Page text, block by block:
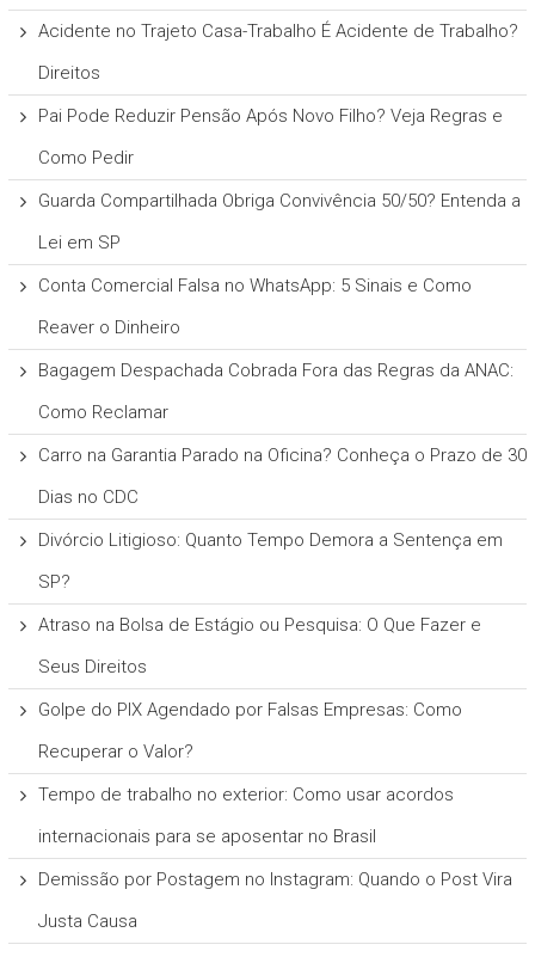
Acidente no Trajeto Casa-Trabalho É Acidente de Trabalho?
Direitos
Pai Pode Reduzir Pensão Após Novo Filho? Veja Regras e
Como Pedir
Guarda Compartilhada Obriga Convivência 50/50? Entenda a
Lei em SP
Conta Comercial Falsa no WhatsApp: 5 Sinais e Como
Reaver o Dinheiro
Bagagem Despachada Cobrada Fora das Regras da ANAC:
Como Reclamar
Carro na Garantia Parado na Oficina? Conheça o Prazo de 30
Dias no CDC
Divórcio Litigioso: Quanto Tempo Demora a Sentença em
SP?
Atraso na Bolsa de Estágio ou Pesquisa: O Que Fazer e
Seus Direitos
Golpe do PIX Agendado por Falsas Empresas: Como
Recuperar o Valor?
Tempo de trabalho no exterior: Como usar acordos
internacionais para se aposentar no Brasil
Demissão por Postagem no Instagram: Quando o Post Vira
Justa Causa